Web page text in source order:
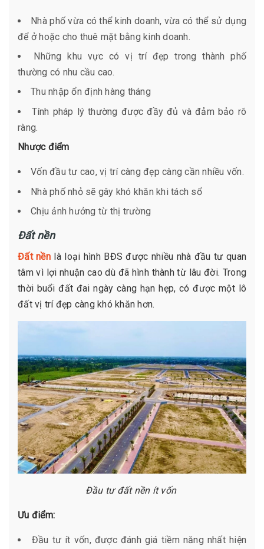
Nhà phố vừa có thể kinh doanh, vừa có thể sử dụng
để ở hoặc cho thuê mặt bằng kinh doanh.
Những khu vực có vị trí đẹp trong thành phố
thường có nhu cầu cao.
Thu nhập ổn định hàng tháng
Tính pháp lý thường được đầy đủ và đảm bảo rõ
ràng.
Nhược điểm
Vốn đầu tư cao, vị trí càng đẹp càng cần nhiều vốn.
Nhà phố nhỏ sẽ gây khó khăn khi tách sổ
Chịu ảnh hưởng từ thị trường
Đất nền
Đất nềnlà loại hình BĐS được nhiều nhà đầu tư quan
tâm vì lợi nhuận cao dù đã hình thành từ lâu đời. Trong
thời buổi đất đai ngày càng hạn hẹp, có được một lô
đất vị trí đẹp càng khó khăn hơn.
Đầu tư đất nền ít vốn
Ưu điểm:
Đầu tư ít vốn, được đánh giá tiềm năng nhất hiện